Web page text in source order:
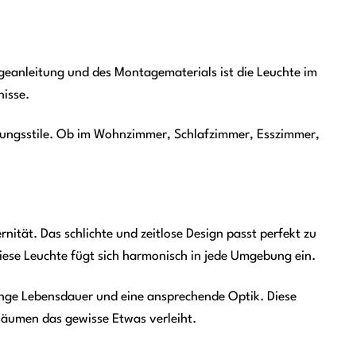
und des Montagematerials ist die Leuchte im
Ob im Wohnzimmer, Schlafzimmer, Esszimmer,
Das schlichte und zeitlose Design passt perfekt zu
Leuchte fügt sich harmonisch in jede Umgebung ein.
Lebensdauer und eine ansprechende Optik. Diese
das gewisse Etwas verleiht.